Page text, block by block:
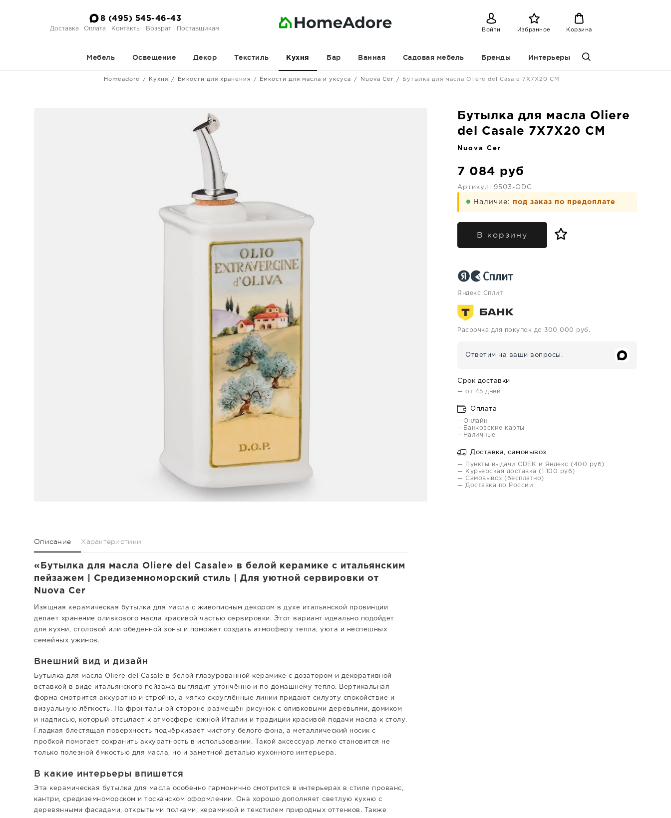
8 (495) 545-46-43
Доставка Оплата Контакты Возврат Поставщикам Войти Избранное Корзина
Мебель Освещение Декор Текстиль Кухня Бар Ванная Садовая мебель Бренды Интерьеры
Homeadore Кухня Ёмкости для хранения Ёмкости для масла и уксуса Nuova Cer Бутылка для масла Oliere del Casale 7X7X20 CM
Бутылка для масла Oliere
del Casale 7X7X20 CM
Nuova Cer
7 084 руб
Артикул: 9503-ODC
Наличие: под заказ по предоплате
В корзину
Яндекс Сплит
Расрочка для покупок до 300 000 руб.
Ответим на ваши вопросы.
Срок доставки
— от 45 дней
Оплата
—Онлайн
—Банковские карты
—Наличные
Доставка, самовывоз
— Пункты выдачи CDEK и Яндекс (400 руб)
— Курьерская доставка (1 100 руб)
— Самовывоз (бесплатно)
— Доставка по России
Описание Характеристики
«Бутылка для масла Oliere del Casale» в белой керамике с итальянским
пейзажем | Средиземноморский стиль | Для уютной сервировки от
Nuova Cer
Изящная керамическая бутылка для масла с живописным декором в духе итальянской провинции
делает хранение оливкового масла красивой частью сервировки. Этот вариант идеально подойдет
для кухни, столовой или обеденной зоны и поможет создать атмосферу тепла, уюта и неспешных
семейных ужинов.
Внешний вид и дизайн
Бутылка для масла Oliere del Casale в белой глазурованной керамике с дозатором и декоративной
вставкой в виде итальянского пейзажа выглядит утончённо и по-домашнему тепло. Вертикальная
форма смотрится аккуратно и стройно, а мягко скруглённые линии придают силуэту спокойствие и
визуальную лёгкость. На фронтальной стороне размещён рисунок с оливковыми деревьями, домиком
и надписью, который отсылает к атмосфере южной Италии и традиции красивой подачи масла к столу.
Гладкая блестящая поверхность подчёркивает чистоту белого фона, а металлический носик с
пробкой помогает сохранить аккуратность в использовании. Такой аксессуар легко становится не
только полезной ёмкостью для масла, но и заметной деталью кухонного интерьера.
В какие интерьеры впишется
Эта керамическая бутылка для масла особенно гармонично смотрится в интерьерах в стиле прованс,
кантри, средиземноморском и тосканском оформлении. Она хорошо дополняет светлую кухню с
деревянными фасадами, открытыми полками, керамикой и текстилем природных оттенков. Также